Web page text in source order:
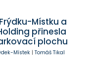
Místku a
přinesla
plochu
Místek| Tomáš Tikal